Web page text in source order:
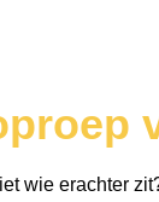
wie erachter